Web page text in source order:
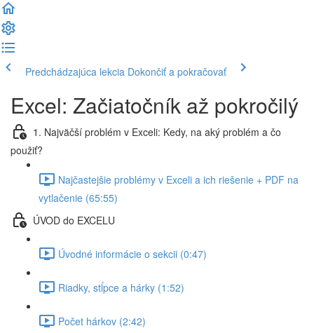
Predchádzajúca lekcia Dokončiť a pokračovať
Excel: Začiatočník až pokročilý
1. Najväčší problém v Exceli: Kedy, na aký problém a čo
použiť?
Najčastejšie problémy v Exceli a ich riešenie + PDF na
vytlačenie (65:55)
ÚVOD do EXCELU
Úvodné informácie o sekcii (0:47)
Riadky, stĺpce a hárky (1:52)
Počet hárkov (2:42)